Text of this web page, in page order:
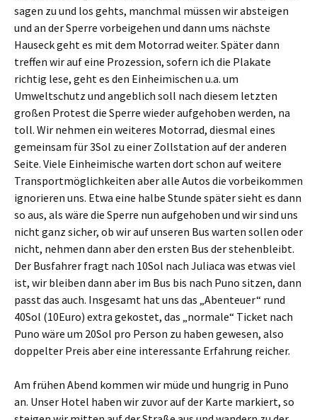
sagen zu und los gehts, manchmal müssen wir absteigen
und an der Sperre vorbeigehen und dann ums nächste
Hauseck geht es mit dem Motorrad weiter. Später dann
treffen wir auf eine Prozession, sofern ich die Plakate
richtig lese, geht es den Einheimischen u.a. um
Umweltschutz und angeblich soll nach diesem letzten
großen Protest die Sperre wieder aufgehoben werden, na
toll. Wir nehmen ein weiteres Motorrad, diesmal eines
gemeinsam für 3Sol zu einer Zollstation auf der anderen
Seite. Viele Einheimische warten dort schon auf weitere
Transportmöglichkeiten aber alle Autos die vorbeikommen
ignorieren uns. Etwa eine halbe Stunde später sieht es dann
so aus, als wäre die Sperre nun aufgehoben und wir sind uns
nicht ganz sicher, ob wir auf unseren Bus warten sollen oder
nicht, nehmen dann aber den ersten Bus der stehenbleibt.
Der Busfahrer fragt nach 10Sol nach Juliaca was etwas viel
ist, wir bleiben dann aber im Bus bis nach Puno sitzen, dann
passt das auch. Insgesamt hat uns das „Abenteuer“ rund
40Sol (10Euro) extra gekostet, das „normale“ Ticket nach
Puno wäre um 20Sol pro Person zu haben gewesen, also
doppelter Preis aber eine interessante Erfahrung reicher.
Am frühen Abend kommen wir müde und hungrig in Puno
an. Unser Hotel haben wir zuvor auf der Karte markiert, so